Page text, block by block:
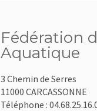
Fédération
Aquatique
3 Chemin de Serres
11000 CARCASSONNE
Téléphone :